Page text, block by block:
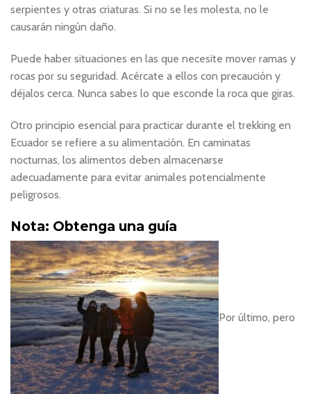
serpientes y otras criaturas. Si no se les molesta, no le
causarán ningún daño.
Puede haber situaciones en las que necesite mover ramas y
rocas por su seguridad. Acércate a ellos con precaución y
déjalos cerca. Nunca sabes lo que esconde la roca que giras.
Otro principio esencial para practicar durante el trekking en
Ecuador se refiere a su alimentación. En caminatas
nocturnas, los alimentos deben almacenarse
adecuadamente para evitar animales potencialmente
peligrosos.
Nota: Obtenga una guía
Por último, pero